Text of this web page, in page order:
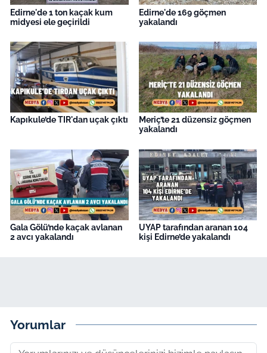
Edirne'de 1 ton kaçak kum
midyesi ele geçirildi
Edirne'de 169 göçmen
yakalandı
Kapıkule’de TIR'dan uçak çıktı
Meriç’te 21 düzensiz göçmen
yakalandı
Gala Gölü’nde kaçak avlanan
2 avcı yakalandı
UYAP tarafından aranan 104
kişi Edirne’de yakalandı
Yorumlar